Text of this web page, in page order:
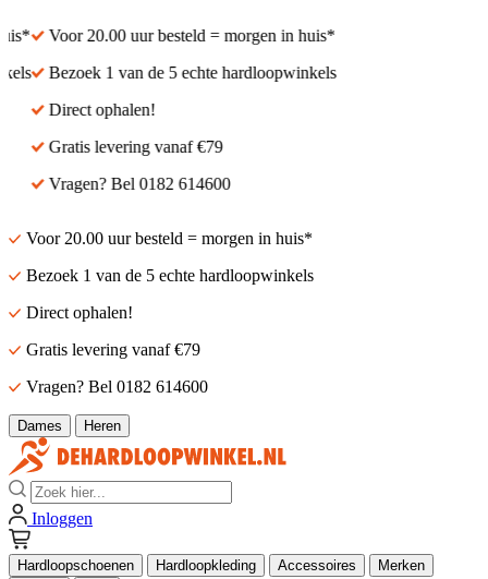
Voor 20.00 uur besteld = morgen in huis*
Bezoek 1 van de 5 echte hardloopwinkels
Direct ophalen!
Gratis levering vanaf €79
Vragen? Bel 0182 614600
Voor 20.00 uur besteld = morgen in huis*
Bezoek 1 van de 5 echte hardloopwinkels
Direct ophalen!
Gratis levering vanaf €79
Vragen? Bel 0182 614600
Dames Heren
Zoek
Inloggen
Hardloopschoenen Hardloopkleding Accessoires
Merken